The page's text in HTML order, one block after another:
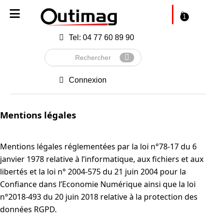
Tel: 04 77 60 89 90
Rechercher
Envoyer
Connexion
€1
Mentions légales
Mentions légales réglementées par la loi n°78-17 du 6
janvier 1978 relative à l’informatique, aux fichiers et aux
libertés et la loi n° 2004-575 du 21 juin 2004 pour la
Confiance dans l’Economie Numérique ainsi que la loi
n°2018-493 du 20 juin 2018 relative à la protection des
données RGPD.